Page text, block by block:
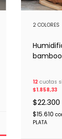
2 COLORES
12 cuotas
$1.858,33
$22.300
$15.610
PLATA